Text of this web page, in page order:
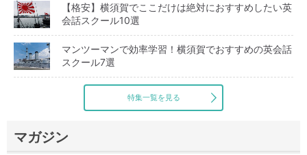
【格安】横須賀でここだけは絶対におすすめしたい英
会話スクール10選
マンツーマンで効率学習！横須賀でおすすめの英会話
スクール7選
特集一覧を見る
マガジン